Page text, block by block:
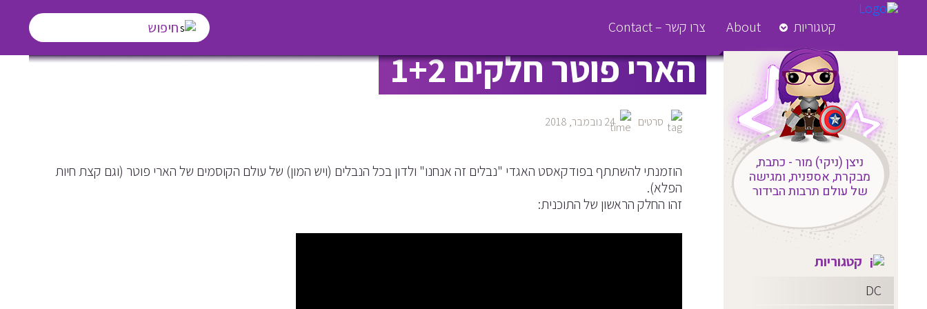
קטגוריות About צרו קשר – Contact
ניצן (ניקי) מור - כתבת,
מבקרת, אספנית, ומגישה
של עולם תרבות הבידור
קטגוריות
DC
פודקאסט "נבלים זה אנחנו" –
הארי פוטר חלקים 1+2
סרטים 24 נובמבר, 2018
הוזמנתי להשתתף בפודקאסט האגדי "נבלים זה אנחנו" ולדון בכל הנבלים (ויש המון) של עולם הקוסמים של הארי פוטר (וגם קצת חיות
הפלא).
זהו החלק הראשון של התוכנית: